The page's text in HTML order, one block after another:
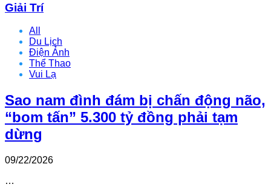
Giải Trí
All
Du Lịch
Điện Ảnh
Thể Thao
Vui Lạ
Sao nam đình đám bị chấn động não,
“bom tấn” 5.300 tỷ đồng phải tạm
dừng
09/22/2026
…